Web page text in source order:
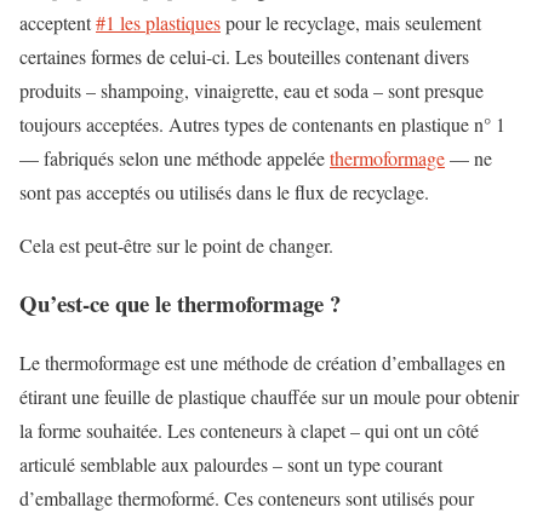
acceptent#1 les plastiquespour le recyclage, mais seulement
certaines formes de celui-ci. Les bouteilles contenant divers
produits – shampoing, vinaigrette, eau et soda – sont presque
toujours acceptées. Autres types de contenants en plastique n° 1
— fabriqués selon une méthode appeléethermoformage— ne
sont pas acceptés ou utilisés dans le flux de recyclage.
Cela est peut-être sur le point de changer.
Qu’est-ce que le thermoformage ?
Le thermoformage est une méthode de création d’emballages en
étirant une feuille de plastique chauffée sur un moule pour obtenir
la forme souhaitée. Les conteneurs à clapet – qui ont un côté
articulé semblable aux palourdes – sont un type courant
d’emballage thermoformé. Ces conteneurs sont utilisés pour